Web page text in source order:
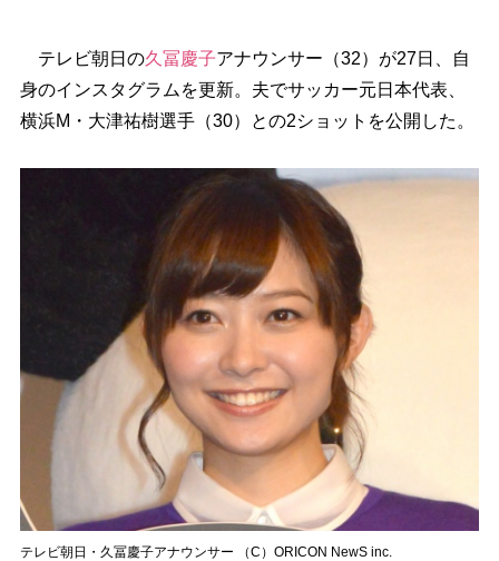
テレビ朝日の久冨慶子アナウンサー（32）が27日、自
身のインスタグラムを更新。夫でサッカー元日本代表、
横浜M・大津祐樹選手（30）との2ショットを公開した。
テレビ朝日・久冨慶子アナウンサー （C）ORICON NewS inc.